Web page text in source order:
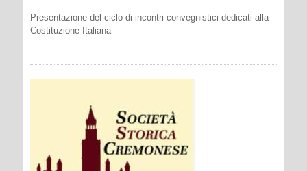
Presentazione del ciclo di incontri convegnistici dedicati alla
Costituzione Italiana